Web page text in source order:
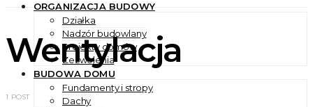
ORGANIZACJA BUDOWY
Działka
Nadzór budowlany
Projekty domów
Zezwolenia
BUDOWA DOMU
Fundamenty i stropy
Dachy
Wentylacja
1 POST